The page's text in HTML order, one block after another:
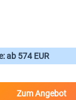
ab 574 EUR
Zum Angebot